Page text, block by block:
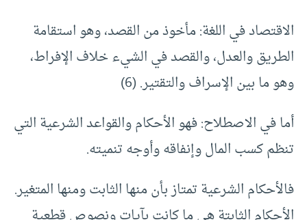
الاقتصاد في اللغة: مأخوذ من القصد، وهو استقامة
الطريق والعدل، والقصد في الشيء خلاف الإفراط،
وهو ما بين الإسراف والتقتير. (6)
أما في الاصطلاح: فهو الأحكام والقواعد الشرعية التي
تنظم كسب المال وإنفاقه وأوجه تنميته.
فالأحكام الشرعية تمتاز بأن منها الثابت ومنها المتغير.